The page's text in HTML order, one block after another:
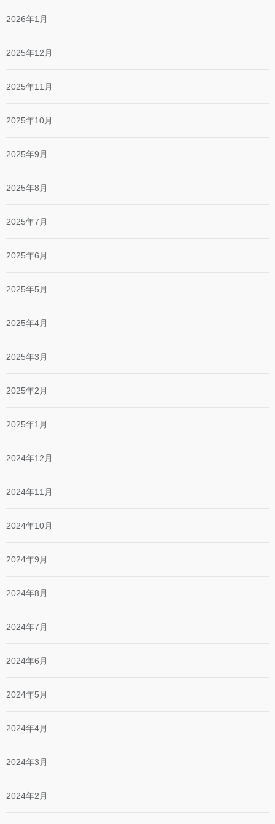
2026年1月
2025年12月
2025年11月
2025年10月
2025年9月
2025年8月
2025年7月
2025年6月
2025年5月
2025年4月
2025年3月
2025年2月
2025年1月
2024年12月
2024年11月
2024年10月
2024年9月
2024年8月
2024年7月
2024年6月
2024年5月
2024年4月
2024年3月
2024年2月